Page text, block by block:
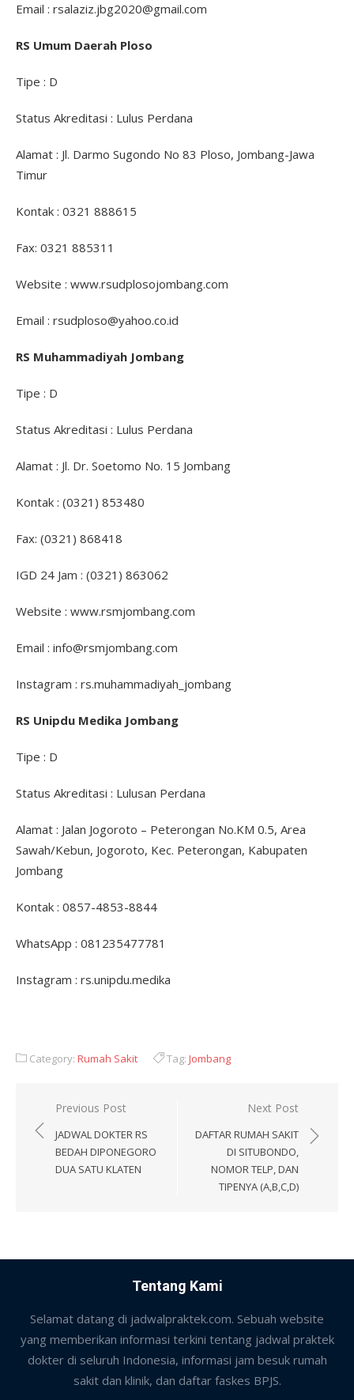
Email : rsalaziz.jbg2020@gmail.com
RS Umum Daerah Ploso
Tipe : D
Status Akreditasi : Lulus Perdana
Alamat : Jl. Darmo Sugondo No 83 Ploso, Jombang-Jawa
Timur
Kontak : 0321 888615
Fax: 0321 885311
Website : www.rsudplosojombang.com
Email : rsudploso@yahoo.co.id
RS Muhammadiyah Jombang
Tipe : D
Status Akreditasi : Lulus Perdana
Alamat : Jl. Dr. Soetomo No. 15 Jombang
Kontak : (0321) 853480
Fax: (0321) 868418
IGD 24 Jam : (0321) 863062
Website : www.rsmjombang.com
Email : info@rsmjombang.com
Instagram : rs.muhammadiyah_jombang
RS Unipdu Medika Jombang
Tipe : D
Status Akreditasi : Lulusan Perdana
Alamat : Jalan Jogoroto – Peterongan No.KM 0.5, Area
Sawah/Kebun, Jogoroto, Kec. Peterongan, Kabupaten
Jombang
Kontak : 0857-4853-8844
WhatsApp : 081235477781
Instagram : rs.unipdu.medika
Category: Rumah Sakit Tag: Jombang
Post
navigation
Previous Post
JADWAL DOKTER RS
BEDAH DIPONEGORO
DUA SATU KLATEN
Next Post
DAFTAR RUMAH SAKIT
DI SITUBONDO,
NOMOR TELP, DAN
TIPENYA (A,B,C,D)
Tentang Kami
Selamat datang di jadwalpraktek.com. Sebuah website
yang memberikan informasi terkini tentang jadwal praktek
dokter di seluruh Indonesia, informasi jam besuk rumah
sakit dan klinik, dan daftar faskes BPJS.